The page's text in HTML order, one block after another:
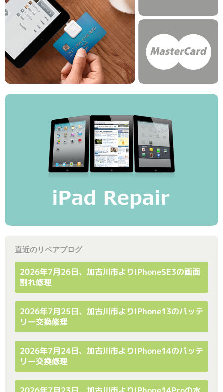
直近のリペアブログ
2026年7月26日、加古川市よりiPhoneSE3の画面
割れ修理
2026年7月25日、加古川市よりiPhone13のバッテ
リー交換修理
2026年7月24日、加古川市よりiPhone14のバッテ
リー交換修理
2026年7月23日、加古川市よりiPhone14Proの水